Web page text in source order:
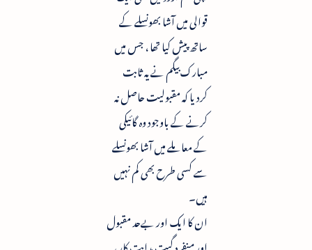
قوالی میں آشا بھونسلے کے
ساتھ پیش کیا تھا ، جس میں
مبارک بیگم نے یہ ثابت
کردیا کہ مقبولیت حاصل نہ
کرنے کے باوجود وہ گائیکی
کے معاملے میں آشا بھونسلے
سے کسی طرح بھی کم نہیں
ہیں۔
ان کا ایک اور بےحد مقبول